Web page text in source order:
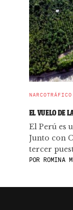
NARCOTRÁFICO
EL VUELO DE
El Perú es
Junto con
tercer
POR ROMINA